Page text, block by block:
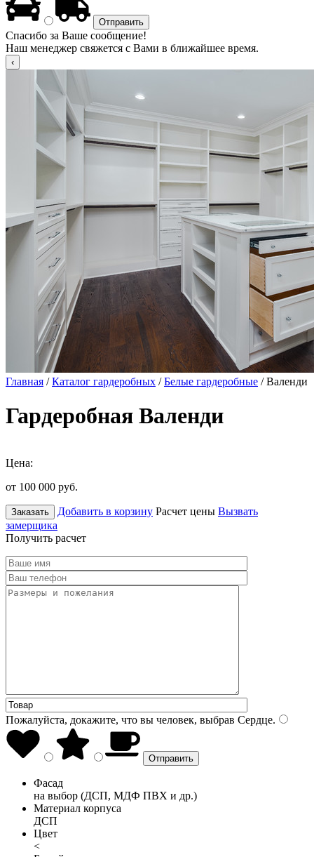
Спасибо за Ваше сообщение!
Наш менеджер свяжется с Вами в ближайшее время.
Главная /Каталог гардеробных /Белые гардеробные / Валенди
Гардеробная Валенди
Цена:
от 100 000 руб.
Заказать Добавить в корзину Расчет цены Вызвать
замерщика
Получить расчет
Пожалуйста, докажите, что вы человек, выбрав Сердце.
Фасад
на выбор (ДСП, МДФ ПВХ и др.)
Материал корпуса
ДСП
Цвет
<